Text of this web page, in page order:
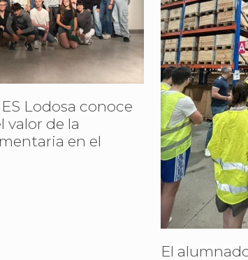
Lodosa conoce
valor de la
en el
El